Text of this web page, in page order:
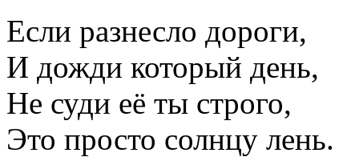
Если разнесло дороги,
И дожди который день,
Не суди её ты строго,
Это просто солнцу лень.